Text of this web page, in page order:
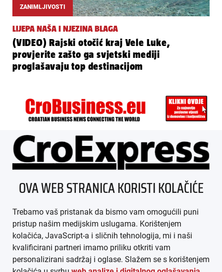
ZANIMLJIVOSTI
LIJEPA NAŠA I NJEZINA BLAGA
(VIDEO) Rajski otočić kraj Vele Luke,
provjerite zašto ga svjetski mediji
proglašavaju top destinacijom
ÜBER UNS
IMPRESSUM
AGB
DATENSCHUTZ
MEDIADATEN
OVA WEB STRANICA KORISTI KOLAČIĆE
Trebamo vaš pristanak da bismo vam omogućili puni
pristup našim medijskim uslugama. Korištenjem
kolačića, JavaScript-a i sličnih tehnologija, mi i naši
kvalificirani partneri imamo priliku otkriti vam
personalizirani sadržaj i oglase. Slažem se s korištenjem